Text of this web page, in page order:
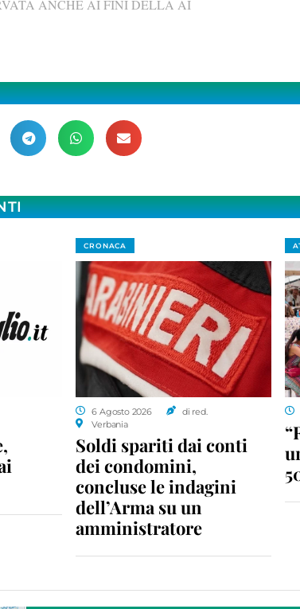
ANCHE AI FINI DELLA AI
CRONACA
6 Agosto 2026
di red.
Verbania
Soldi spariti dai conti
dei condomini,
concluse le indagini
dell’Arma su un
amministratore